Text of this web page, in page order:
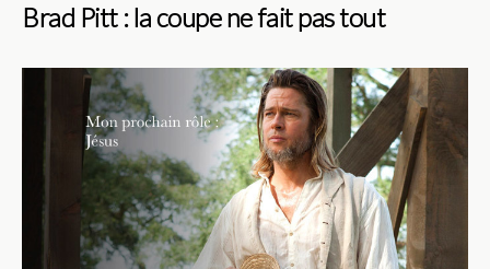
Brad Pitt : la coupe ne fait pas tout